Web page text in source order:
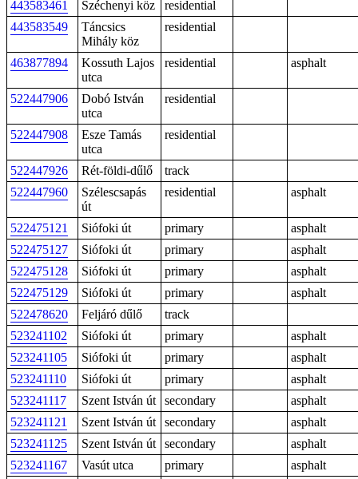
443583461 Széchenyi köz
residential
443583549
Táncsics
Mihály köz
residential
463877894
Kossuth Lajos
utca
residential asphalt
522447906
Dobó István
utca
residential
522447908
Esze Tamás
utca
residential
522447926 Rét-földi-dűlő
track
522447960
Szélescsapás
út
residential asphalt
522475121 Siófoki út primary
asphalt
522475127
Siófoki út primary
asphalt
522475128
Siófoki út primary
asphalt
522475129
Siófoki út primary
asphalt
522478620
Feljáró dűlő
track
523241102
Siófoki út primary
asphalt
523241105
Siófoki út primary
asphalt
523241110
Siófoki út primary
asphalt
523241117
Szent István út secondary
asphalt
523241121
Szent István út secondary
asphalt
523241125
Szent István út secondary
asphalt
523241167
Vasút utca primary
asphalt